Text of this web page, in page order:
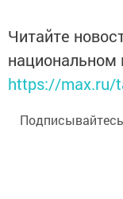
Читайте
https://max.ru/